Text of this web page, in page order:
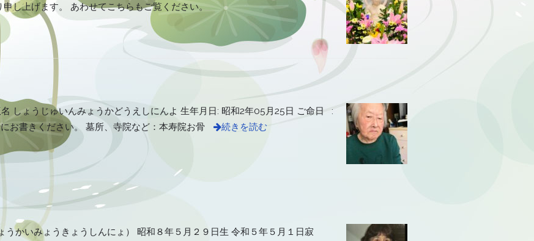
し上げます。 あわせてこちらもご覧ください。
しょうじゅいんみょうかどうえしにんよ 生年月日: 昭和2年05月25日 ご命日 :
お書きください。 墓所、寺院など：本寿院お骨
続きを読む
かいみょうきょうしんにょ） 昭和８年５月２９日生 令和５年５月１日寂